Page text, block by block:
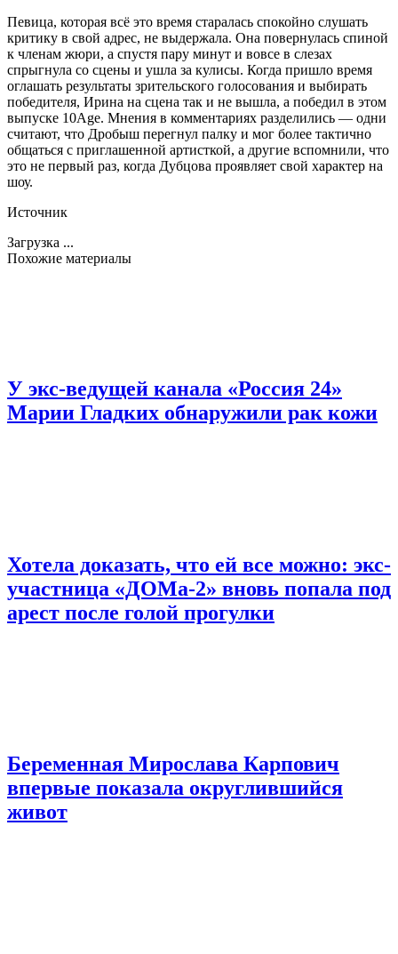
Певица, которая всё это время старалась спокойно слушать
критику в свой адрес, не выдержала. Она повернулась спиной
к членам жюри, а спустя пару минут и вовсе в слезах
спрыгнула со сцены и ушла за кулисы. Когда пришло время
оглашать результаты зрительского голосования и выбирать
победителя, Ирина на сцена так и не вышла, а победил в этом
выпуске 10Age. Мнения в комментариях разделились — одни
считают, что Дробыш перегнул палку и мог более тактично
общаться с приглашенной артисткой, а другие вспомнили, что
это не первый раз, когда Дубцова проявляет свой характер на
шоу.
Источник
Загрузка ...
Похожие материалы
У экс-ведущей канала «Россия 24»
Марии Гладких обнаружили рак кожи
Хотела доказать, что ей все можно: экс-
участница «ДОМа-2» вновь попала под
арест после голой прогулки
Беременная Мирослава Карпович
впервые показала округлившийся
живот